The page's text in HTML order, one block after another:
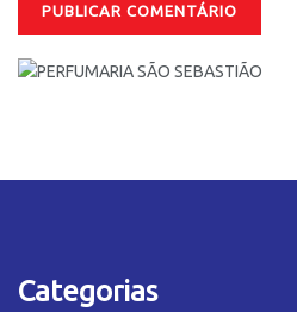
Categorias